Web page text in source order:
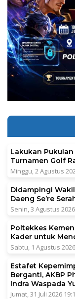
Lakukan
Turnamen Golf
Minggu, 2 Agustus
Didampingi
Daeng Se’re
Senin, 3 Agustus
Poltekkes
Kader untuk
Sabtu, 1 Agustus
Estafet
Berganti, AKBP
Indra Waspada
Jumat, 31 Juli 2026